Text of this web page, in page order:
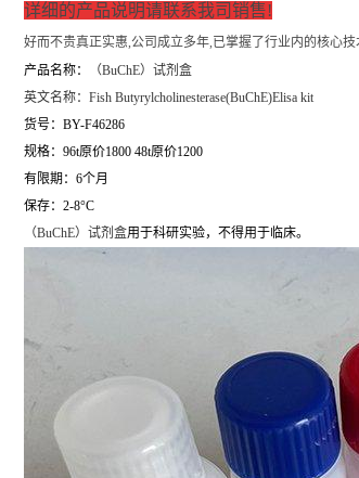
详细的产品说明请联系我司销售!
好而不贵真正实惠,公司成立多年,已掌握了行业内的核心
产品名称：
（BuChE）试剂盒
英文名称： Fish Butyrylcholinesterase(BuChE)Elisa kit
货号：BY-F46286
规格：96t原价1800 48t原价1200
有限期：6个月
保存：2-8°C
（BuChE）试剂盒用于科研实验，不得用于临床。